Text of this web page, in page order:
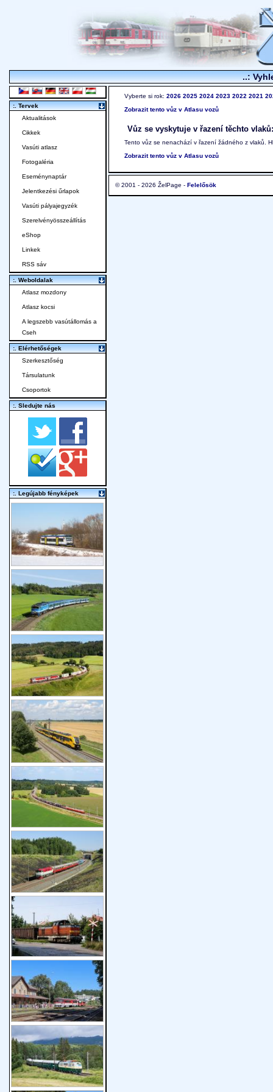
..:
Vyberte si rok: 2026 2025 2024 2023 2022 2021
Zobrazit tento vůz v Atlasu vozů
Vůz se vyskytuje v řazení těchto vlaků:
Tento vůz se nenachází v řazení žádného z vlaků.
Zobrazit tento vůz v Atlasu vozů
© 2001 - 2026 ŽelPage - Felelősök
:. Tervek
Aktualitások
Cikkek
Vasúti atlasz
Fotogaléria
Eseménynaptár
Jelentkezési űrlapok
Vasúti pályajegyzék
Szerelvényösszeállítás
eShop
Linkek
RSS sáv
:. Weboldalak
Atlasz mozdony
Atlasz kocsi
A legszebb vasútállomás a
Cseh
:. Elérhetőségek
Szerkesztőség
Társulatunk
Csoportok
:. Sledujte nás
:. Legújabb fényképek